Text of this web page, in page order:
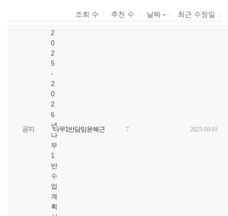
조회 수 추천 수 날짜 최근 수정일
공지
2
0
2
5
-
2
0
2
6
년
나
무
1
반
수
업
계
획
나무1반담임윤혜근 7 2025-10-10